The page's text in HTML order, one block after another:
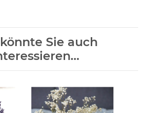
Sie auch